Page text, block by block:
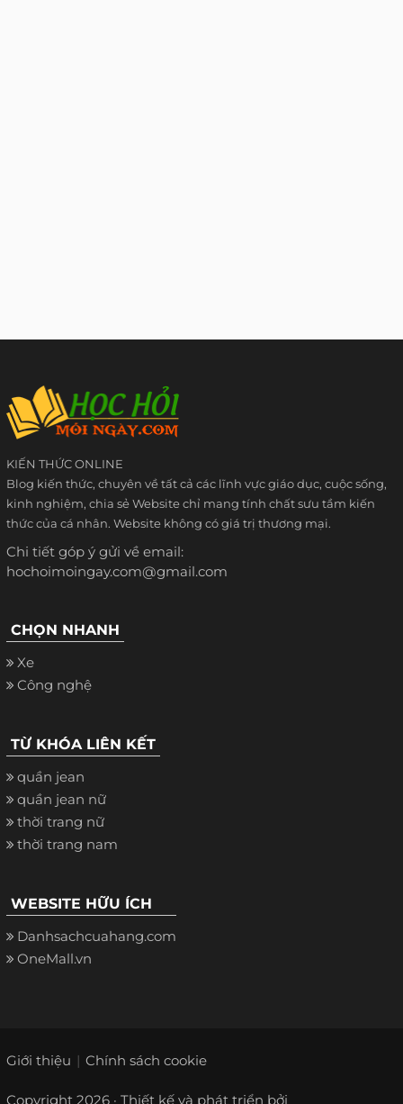
KIẾN THỨC ONLINE
Blog kiến thức, chuyên về tất cả các lĩnh vực giáo dục, cuộc sống,
kinh nghiệm, chia sẻ Website chỉ mang tính chất sưu tầm kiến
thức của cá nhân. Website không có giá trị thương mại.
Chi tiết góp ý gửi về email:
hochoimoingay.com@gmail.com
CHỌN NHANH
Xe
Công nghệ
TỪ KHÓA LIÊN KẾT
quần jean
quần jean nữ
thời trang nữ
thời trang nam
WEBSITE HỮU ÍCH
Danhsachcuahang.com
OneMall.vn
Giới thiệu Chính sách cookie
Copyright 2026 · Thiết kế và phát triển bởi